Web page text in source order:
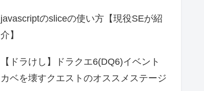
javascriptのsliceの使い方【現役SEが紹
介】
【ドラけし】ドラクエ6(DQ6)イベント
カベを壊すクエストのオススメステージ